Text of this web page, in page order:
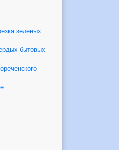
зеленых
бытовых